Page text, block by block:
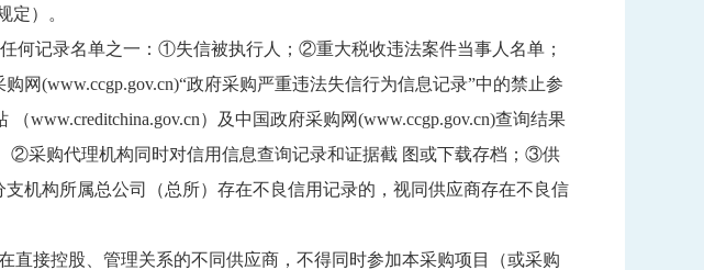
定）。
任何记录名单之一：①失信被执行人；②重大税收违法案件当事人名单；
(www.ccgp.gov.cn)“政府采购严重违法失信行为信息记录”中的禁止参
）及中国政府采购网(www.ccgp.gov.cn)查询结果
②采购代理机构同时对信用信息查询记录和证据截 图或下载存档；③供
机构所属总公司（总所）存在不良信用记录的，视同供应商存在不良信
直接控股、管理关系的不同供应商，不得同时参加本采购项目（或采购